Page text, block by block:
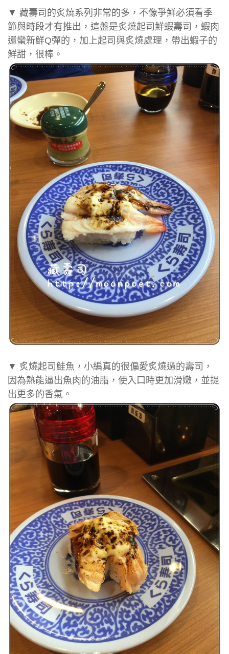
▼ 藏壽司的炙燒系列非常的多，不像爭鮮必須看季
節與時段才有推出，這盤是炙燒起司鮮蝦壽司，蝦肉
還蠻新鮮Q彈的，加上起司與炙燒處理，帶出蝦子的
鮮甜，很棒。
▼ 炙燒起司鮭魚，小編真的很偏愛炙燒過的壽司，
因為熱能逼出魚肉的油脂，使入口時更加滑嫩，並提
出更多的香氣。